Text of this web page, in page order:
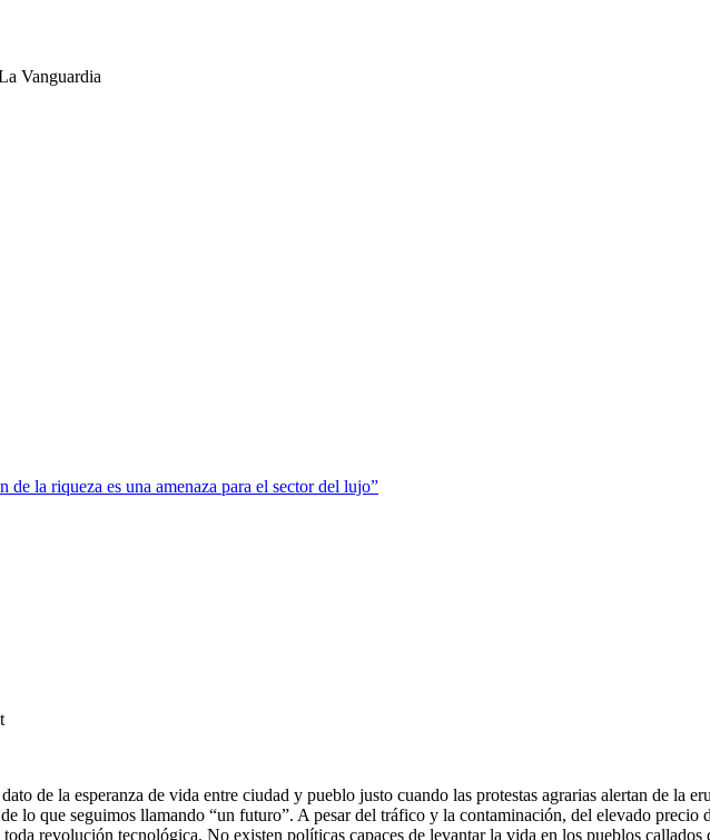
Vanguardia
la riqueza es una amenaza para el sector del lujo”
de la esperanza de vida entre ciudad y pueblo justo cuando las protestas agrarias alertan de la
lo que seguimos llamando “un futuro”. A pesar del tráfico y la contaminación, del elevado precio
revolución tecnológica. No existen políticas capaces de levantar la vida en los pueblos